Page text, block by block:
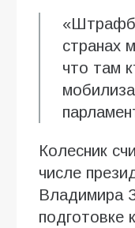
странах
что там
Колесник
числе
Владимира
подготовке